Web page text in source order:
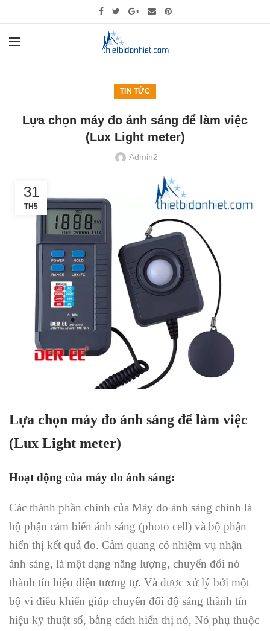
TIN TỨC
Lựa chọn máy đo ánh sáng để làm việc
(Lux Light meter)
Admin2
31
TH5
Lựa chọn máy đo ánh sáng để làm việc
(Lux Light meter)
Hoạt động của máy đo ánh sáng:
Các thành phần chính của Máy đo ánh sáng chính là
bộ phận cảm biến ánh sáng (photo cell) và bộ phận
hiển thị kết quả đo. Cảm quang có nhiệm vụ nhận
ánh sáng, là một dạng năng lượng, chuyển đổi nó
thành tín hiệu điện tương tự. Và được xử lý bởi một
bộ vi điều khiển giúp chuyển đổi độ sáng thành tín
hiệu kỹ thuật số, bằng cách hiển thị nó, Nó phụ thuộc